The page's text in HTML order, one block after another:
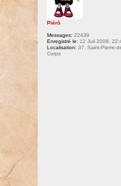
Pïérô
Messages: 22439
Enregistré le: 12 Juil 2008,
Localisation: 37, Saint-Pierre-
Corps